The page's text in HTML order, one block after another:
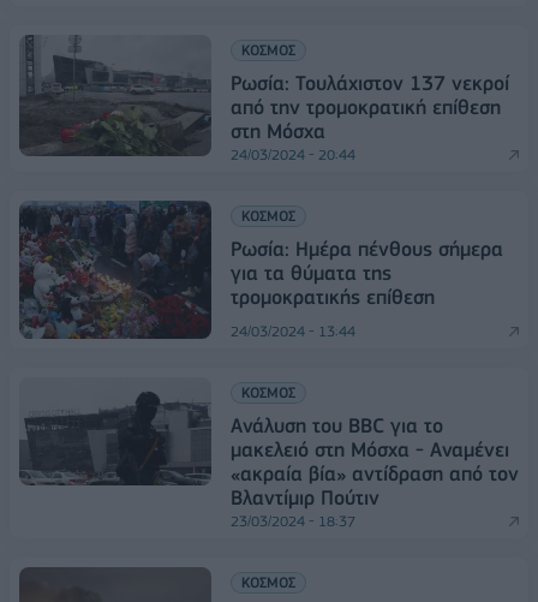
ΚΟΣΜΟΣ
Ρωσία: Τουλάχιστον 137 νεκροί
από την τρομοκρατική επίθεση
στη Μόσχα
24/03/2024 - 20:44
ΚΟΣΜΟΣ
Ρωσία: Ημέρα πένθους σήμερα
για τα θύματα της
τρομοκρατικής επίθεση
24/03/2024 - 13:44
ΚΟΣΜΟΣ
Ανάλυση του BBC για το
μακελειό στη Μόσχα - Αναμένει
«ακραία βία» αντίδραση από τον
Βλαντίμιρ Πούτιν
23/03/2024 - 18:37
ΚΟΣΜΟΣ